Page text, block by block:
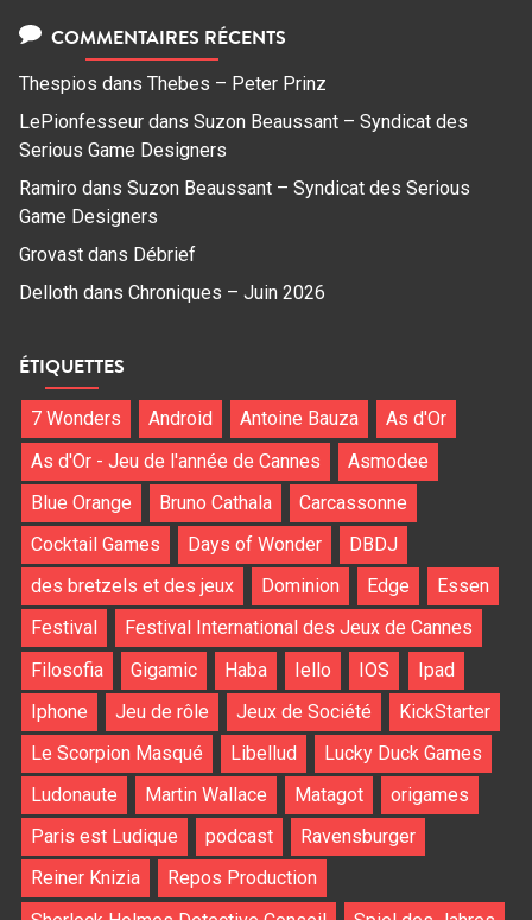
COMMENTAIRES RÉCENTS
Thespios dans Thebes – Peter Prinz
LePionfesseur dans Suzon Beaussant – Syndicat des
Serious Game Designers
Ramiro dans Suzon Beaussant – Syndicat des Serious
Game Designers
Grovast dans Débrief
Delloth dans Chroniques – Juin 2026
ÉTIQUETTES
7 Wonders Android Antoine Bauza
As d'Or
As d'Or - Jeu de l'année de Cannes
Asmodee
Blue Orange
Bruno Cathala
Carcassonne
Cocktail Games
Days of Wonder
DBDJ
des bretzels et des jeux
Dominion Edge
Essen
Festival
Festival International des Jeux de Cannes
Filosofia
Gigamic Haba Iello IOS
Ipad
Iphone
Jeu de rôle Jeux de Société
KickStarter
Le Scorpion Masqué
Libellud
Lucky Duck Games
Ludonaute
Martin Wallace Matagot
origames
Paris est Ludique
podcast
Ravensburger
Reiner Knizia
Repos Production